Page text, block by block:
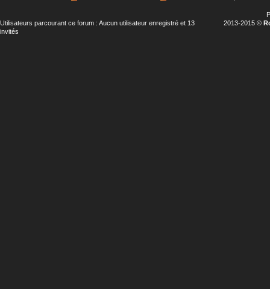
Utilisateurs parcourant ce forum : Aucun utilisateur enregistré et 13
invités
2013-2015 ©